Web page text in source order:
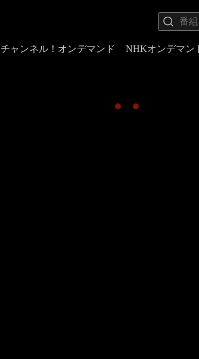
チャンネル！オンデマンド NHKオンデマン